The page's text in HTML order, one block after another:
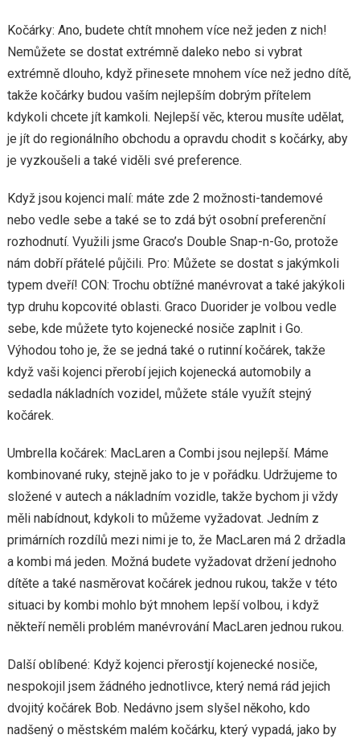
Kočárky: Ano, budete chtít mnohem více než jeden z nich!
Nemůžete se dostat extrémně daleko nebo si vybrat
extrémně dlouho, když přinesete mnohem více než jedno dítě,
takže kočárky budou vaším nejlepším dobrým přítelem
kdykoli chcete jít kamkoli. Nejlepší věc, kterou musíte udělat,
je jít do regionálního obchodu a opravdu chodit s kočárky, aby
je vyzkoušeli a také viděli své preference.
Když jsou kojenci malí: máte zde 2 možnosti-tandemové
nebo vedle sebe a také se to zdá být osobní preferenční
rozhodnutí. Využili jsme Graco’s Double Snap-n-Go, protože
nám dobří přátelé půjčili. Pro: Můžete se dostat s jakýmkoli
typem dveří! CON: Trochu obtížné manévrovat a také jakýkoli
typ druhu kopcovité oblasti. Graco Duorider je volbou vedle
sebe, kde můžete tyto kojenecké nosiče zaplnit i Go.
Výhodou toho je, že se jedná také o rutinní kočárek, takže
když vaši kojenci přerobí jejich kojenecká automobily a
sedadla nákladních vozidel, můžete stále využít stejný
kočárek.
Umbrella kočárek: MacLaren a Combi jsou nejlepší. Máme
kombinované ruky, stejně jako to je v pořádku. Udržujeme to
složené v autech a nákladním vozidle, takže bychom ji vždy
měli nabídnout, kdykoli to můžeme vyžadovat. Jedním z
primárních rozdílů mezi nimi je to, že MacLaren má 2 držadla
a kombi má jeden. Možná budete vyžadovat držení jednoho
dítěte a také nasměrovat kočárek jednou rukou, takže v této
situaci by kombi mohlo být mnohem lepší volbou, i když
někteří neměli problém manévrování MacLaren jednou rukou.
Další oblíbené: Když kojenci přerostjí kojenecké nosiče,
nespokojil jsem žádného jednotlivce, který nemá rád jejich
dvojitý kočárek Bob. Nedávno jsem slyšel někoho, kdo
nadšený o městském malém kočárku, který vypadá, jako by